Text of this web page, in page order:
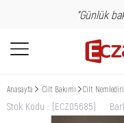
"Günlük
Anasayfa Cilt Bakımı Cilt
Stok Kodu (ECZ05685)